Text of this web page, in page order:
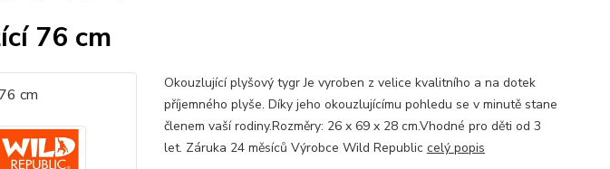
76 cm
Okouzlující plyšový tygr Je vyroben z velice kvalitního a na dotek
příjemného plyše. Díky jeho okouzlujícímu pohledu se v minutě stane
členem vaší rodiny.Rozměry: 26 x 69 x 28 cm.Vhodné pro děti od 3
let. Záruka 24 měsíců Výrobce Wild Republic celý popis